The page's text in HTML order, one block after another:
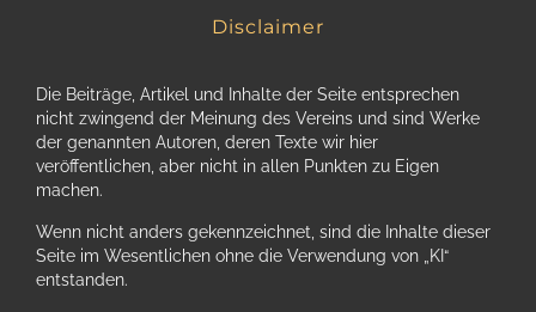
Disclaimer
Die Beiträge, Artikel und Inhalte der Seite entsprechen
nicht zwingend der Meinung des Vereins und sind Werke
der genannten Autoren, deren Texte wir hier
veröffentlichen, aber nicht in allen Punkten zu Eigen
machen.
Wenn nicht anders gekennzeichnet, sind die Inhalte dieser
Seite im Wesentlichen ohne die Verwendung von „KI“
entstanden.